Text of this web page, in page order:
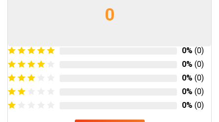
0
0% (0)
0% (0)
0% (0)
0% (0)
0% (0)